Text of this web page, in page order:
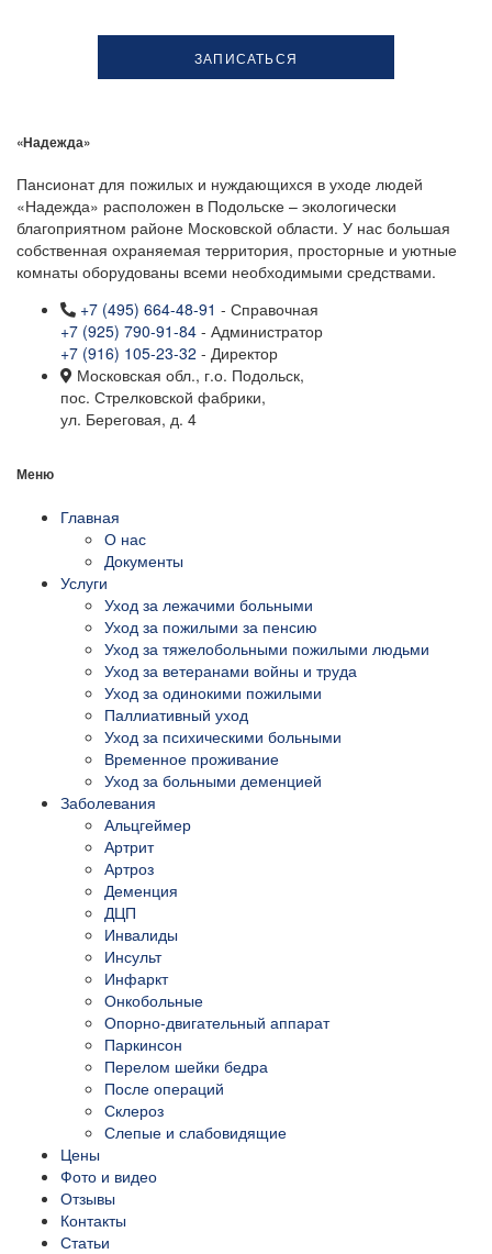
«Надежда»
Пансионат для пожилых и нуждающихся в уходе людей
«Надежда» расположен в Подольске – экологически
благоприятном районе Московской области. У нас большая
собственная охраняемая территория, просторные и уютные
комнаты оборудованы всеми необходимыми средствами.
+7 (495) 664-48-91 - Справочная
+7 (925) 790-91-84 - Администратор
+7 (916) 105-23-32 - Директор
Московская обл., г.о. Подольск,
пос. Стрелковской фабрики,
ул. Береговая, д. 4
Меню
Главная
О нас
Документы
Услуги
Уход за лежачими больными
Уход за пожилыми за пенсию
Уход за тяжелобольными пожилыми людьми
Уход за ветеранами войны и труда
Уход за одинокими пожилыми
Паллиативный уход
Уход за психическими больными
Временное проживание
Уход за больными деменцией
Заболевания
Альцгеймер
Артрит
Артроз
Деменция
ДЦП
Инвалиды
Инсульт
Инфаркт
Онкобольные
Опорно-двигательный аппарат
Паркинсон
Перелом шейки бедра
После операций
Склероз
Слепые и слабовидящие
Цены
Фото и видео
Отзывы
Контакты
Статьи